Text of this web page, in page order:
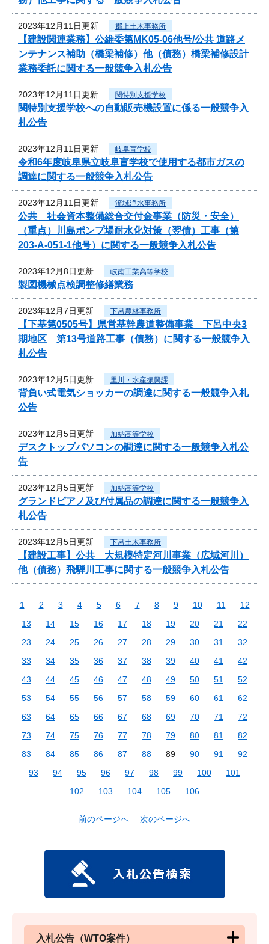
2023年12月11日更新 郡上土木事務所
【建設関連業務】公維委第MK05-06他号/公共 道路メ
ンテナンス補助（橋梁補修）他（債務）橋梁補修設計
業務委託に関する一般競争入札公告
2023年12月11日更新 関特別支援学校
関特別支援学校への自動販売機設置に係る一般競争入
札公告
2023年12月11日更新 岐阜盲学校
令和6年度岐阜県立岐阜盲学校で使用する都市ガスの
調達に関する一般競争入札公告
2023年12月11日更新 流域浄水事務所
公共 社会資本整備総合交付金事業（防災・安全）
（重点）川島ポンプ場耐水化対策（翌債）工事（第
203-A-051-1他号）に関する一般競争入札公告
2023年12月8日更新 岐南工業高等学校
製図機械点検調整修繕業務
2023年12月7日更新 下呂農林事務所
【下基第0505号】県営基幹農道整備事業 下呂中央3
期地区 第13号道路工事（債務）に関する一般競争入
札公告
2023年12月5日更新 里川・水産振興課
背負い式電気ショッカーの調達に関する一般競争入札
公告
2023年12月5日更新 加納高等学校
デスクトップパソコンの調達に関する一般競争入札公
告
2023年12月5日更新 加納高等学校
グランドピアノ及び付属品の調達に関する一般競争入
札公告
2023年12月5日更新 下呂土木事務所
【建設工事】公共 大規模特定河川事業（広域河川）
他（債務）飛騨川工事に関する一般競争入札公告
1 2 3 4 5 6 7 8 9 10 11
12
13
14 15 16 17 18 19 20 21
22
23
24 25 26 27 28 29 30 31
32
33
34 35 36 37 38 39 40 41
42
43
44 45 46 47 48 49 50 51
52
53
54 55 56 57 58 59 60 61
62
63
64 65 66 67 68 69 70 71
72
73
74 75 76 77 78 79 80 81
82
83
84 85 86 87 88 89 90 91
92
93
94 95 96 97 98 99 100
101
102
103 104 105 106
前のページへ 次のページへ
入札公告（WTO案件）